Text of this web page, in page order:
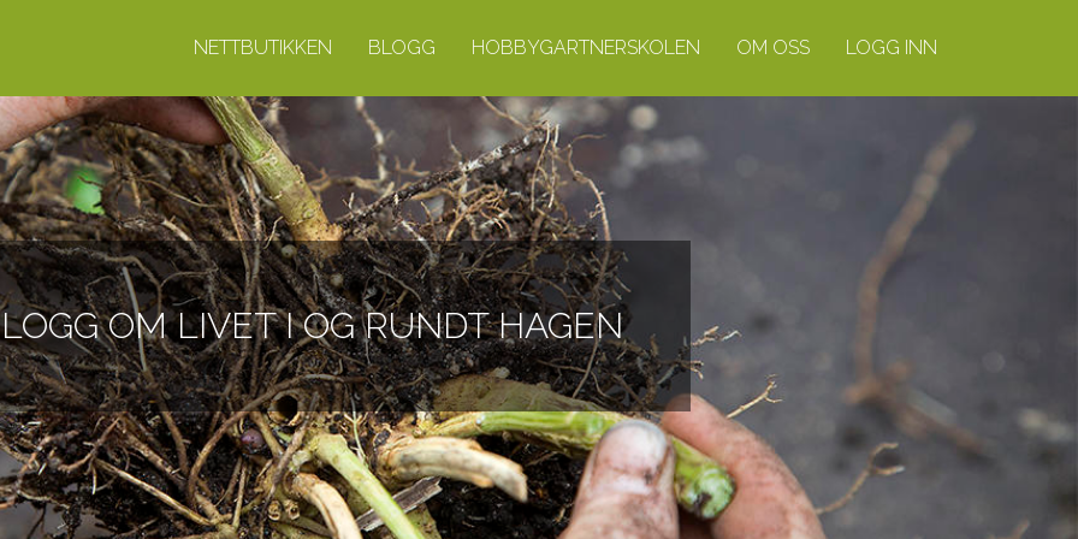
NETTBUTIKKEN BLOGG HOBBYGARTNERSKOLEN OM OSS LOGG INN
OM LIVET I OG RUNDT HAGEN